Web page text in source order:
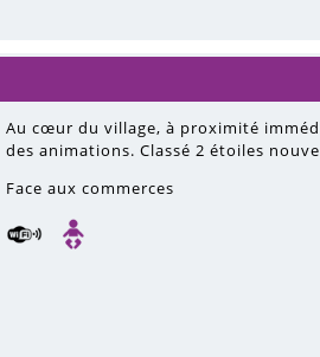
Au cœur du village, à proximité
des animations. Classé 2 étoiles
Face aux commerces